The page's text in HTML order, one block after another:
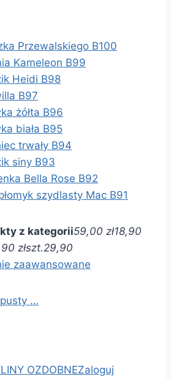
Przewalskiego B100
Kameleon B99
Heidi B98
B97
żółta B96
biała B95
trwały B94
siny B93
Bella Rose B92
szydlasty Mac B91
z kategorii59,00 zł18,90
złszt.29,90
zaawansowane
…
OZDOBNEZaloguj